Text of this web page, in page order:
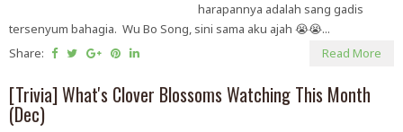
harapannya adalah sang gadis
tersenyum bahagia. Wu Bo Song, sini sama aku ajah 😭😭...
Share:
Read More
[Trivia] What's Clover Blossoms Watching This Month
(Dec)